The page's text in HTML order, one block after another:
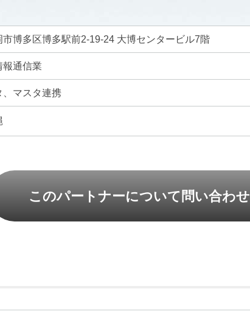
市博多区博多駅前2-19-24 大博センタービル7階
報通信業
、マスタ連携
このパートナーについて問い合わせ